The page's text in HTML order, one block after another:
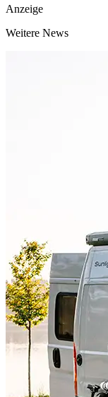
Anzeige
Weitere News